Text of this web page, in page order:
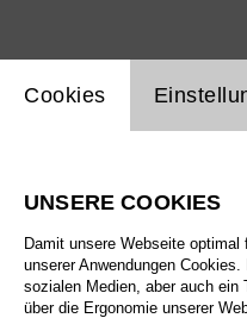
Einstellung Website
Cookies
UNSERE COOKIES
Damit unsere Webseite
unserer Anwendungen
sozialen Medien, aber auch
über die Ergonomie unserer